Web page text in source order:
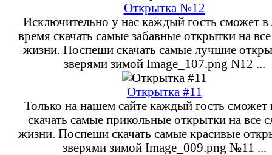
Открытка №12
Исключительно у нас каждый гость сможет
время скачать самые забавные открытки на
жизни. Поспеши скачать самые лучшие
зверями зимой Image_107.png N12 ...
Открытка #11
Только на нашем сайте каждый гость сможет
скачать самые прикольные открытки на все
жизни. Поспеши скачать самые красивые
зверями зимой Image_009.png №11 ...